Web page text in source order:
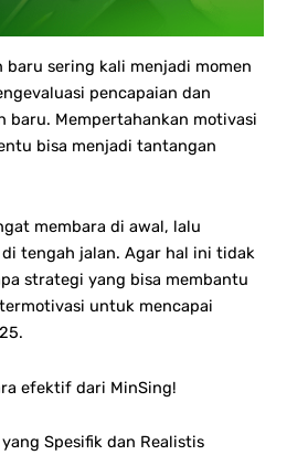
baru sering kali menjadi momen
pencapaian dan
baru. Mempertahankan motivasi
bisa menjadi tantangan
membara di awal, lalu
tengah jalan. Agar hal ini tidak
strategi yang bisa membantu
untuk mencapai
efektif dari MinSing!
Spesifik dan Realistis